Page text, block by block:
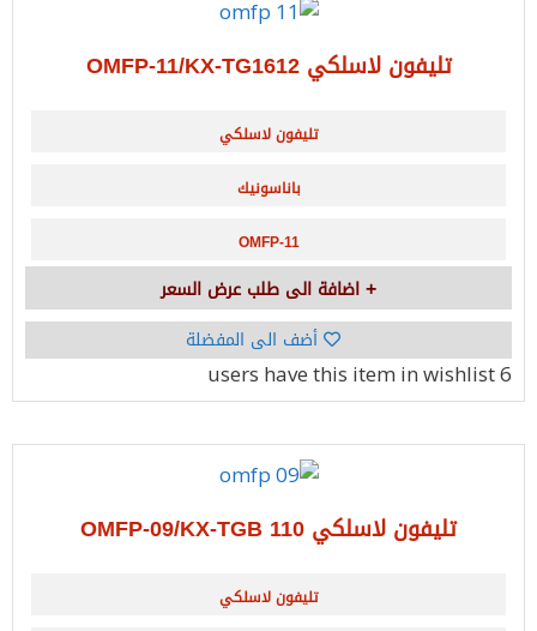
تليفون لاسلكي OMFP-11/KX-TG1612
تليفون لاسلكي
باناسونيك
OMFP-11
اضافة الى طلب عرض السعر
أضف الى المفضلة
6 users
have this item in wishlist
تليفون لاسلكي OMFP-09/KX-TGB 110
تليفون لاسلكي